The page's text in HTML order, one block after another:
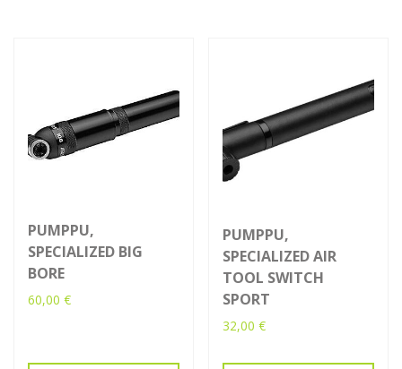
PUMPPU,
SPECIALIZED BIG
BORE
60,00 €
PUMPPU,
SPECIALIZED AIR
TOOL SWITCH
SPORT
32,00€